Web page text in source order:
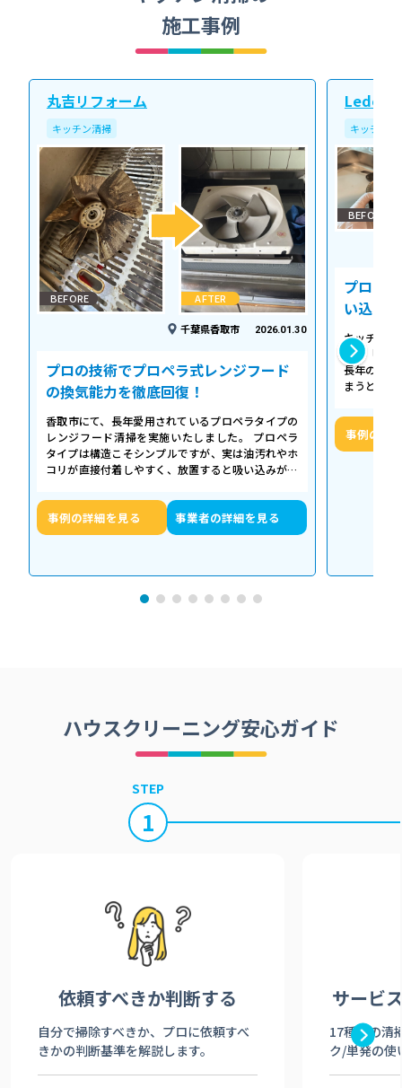
施工事例
丸吉リフォーム
キッチン清掃
BEFORE AFTER
千葉県香取市 2026.01.30
プロの技術でプロペラ式レンジフード
の換気能力を徹底回復！
香取市にて、長年愛用されているプロペラタイプの
レンジフード清掃を実施いたしました。 プロペラ
タイプは構造こそシンプルですが、実は油汚れやホ
コリが直接付着しやすく、放置すると吸い込みが悪
事例の詳細を見る 事業者の詳細を見る
Ledope
キッチン清
BEFORE
プロの
い込み
キッチン
える「シ
長年の調
まうとご
事例の詳
ハウスクリーニング安心ガイド
STEP
1
依頼すべきか判断する
自分で掃除すべきか、プロに依頼すべ
きかの判断基準を解説します。
サービ
17種類の清
ク/単発の使